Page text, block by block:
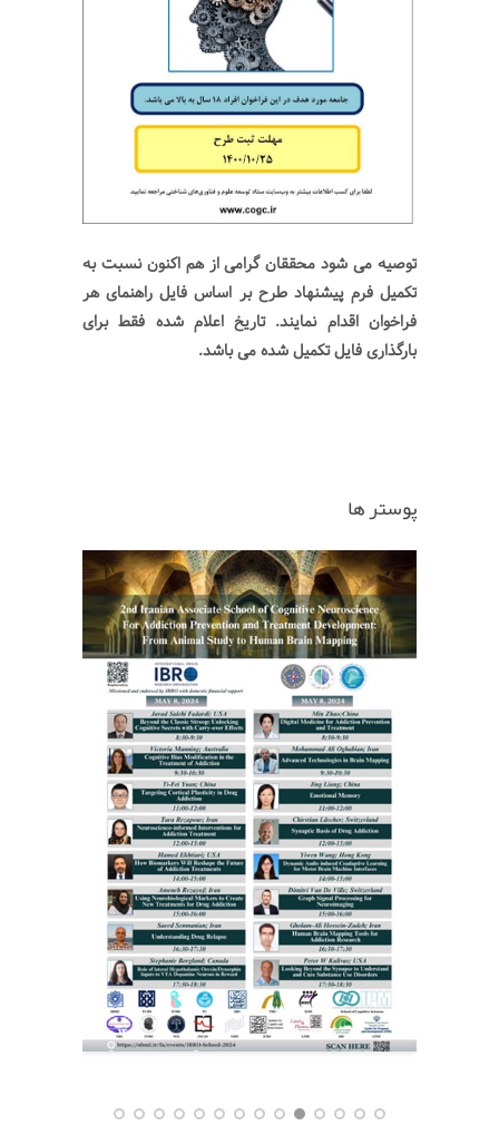
توصیه می شود محققان گرامی از هم اکنون نسبت به
تکمیل فرم پیشنهاد طرح بر اساس فایل راهنمای هر
فراخوان اقدام نمایند. تاریخ اعلام شده فقط برای
بارگذاری فایل تکمیل شده می باشد.
پوستر ها